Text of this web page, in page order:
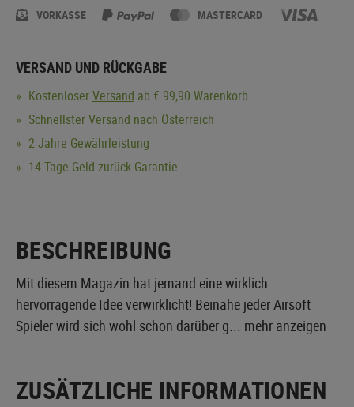
VORKASSE MASTERCARD
VERSAND UND RÜCKGABE
KostenloserVersand ab € 99,90 Warenkorb
Schnellster Versand nach Österreich
2 Jahre Gewährleistung
14 Tage Geld-zurück-Garantie
BESCHREIBUNG
Mit diesem Magazin hat jemand eine wirklich
hervorragende Idee verwirklicht! Beinahe jeder Airsoft
Spieler wird sich wohl schon darüber g... mehr anzeigen
ZUSÄTZLICHE INFORMATIONEN